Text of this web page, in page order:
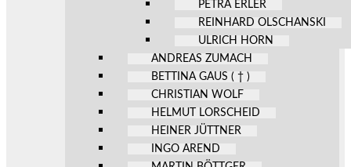
PETRA ERLER
REINHARD OLSCHANSKI
ULRICH HORN
ANDREAS ZUMACH
BETTINA GAUS ( † )
CHRISTIAN WOLF
HELMUT LORSCHEID
HEINER JÜTTNER
INGO AREND